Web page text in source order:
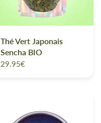
Thé Vert Japonais
Sencha BIO
29.95€